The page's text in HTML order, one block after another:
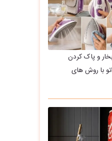
و پاک کردن
با روش های